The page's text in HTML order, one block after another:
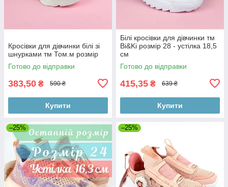
Кросівки для дівчинки білі зі
шнурками тм Том.м розмір
Готово до відправки
383,50 ₴ 590 ₴
Купити
Білі кросівки для дівчинки тм
Bi&Ki розмір 28 - устілка 18,5
см
Готово до відправки
415,35 ₴ 639 ₴
Купити
–25% –25%